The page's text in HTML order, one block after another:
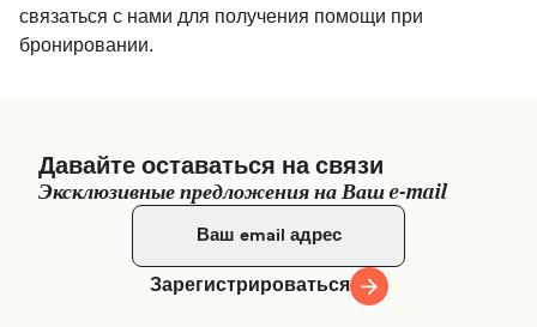
связаться с нами для получения помощи при
бронировании.
Давайте оставаться на связи
Эксклюзивные предложения на Ваш e-mail
Зарегистрироваться